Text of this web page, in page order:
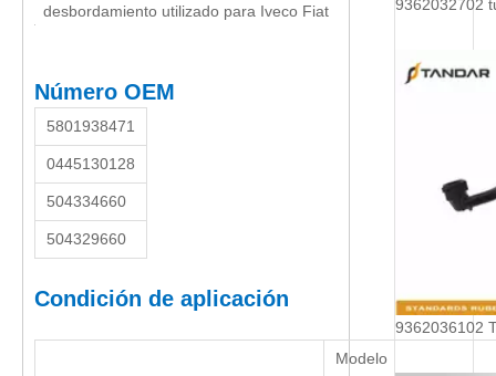
desbordamiento utilizado para Iveco Fiat
Número OEM
5801938471
0445130128
504334660
504329660
Condición de aplicación
Modelo